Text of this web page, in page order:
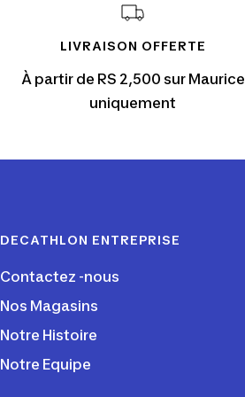
LIVRAISON OFFERTE
À partir de RS 2,500 sur Maurice
uniquement
DECATHLON ENTREPRISE
Contactez -nous
Nos Magasins
Notre Histoire
Notre Equipe